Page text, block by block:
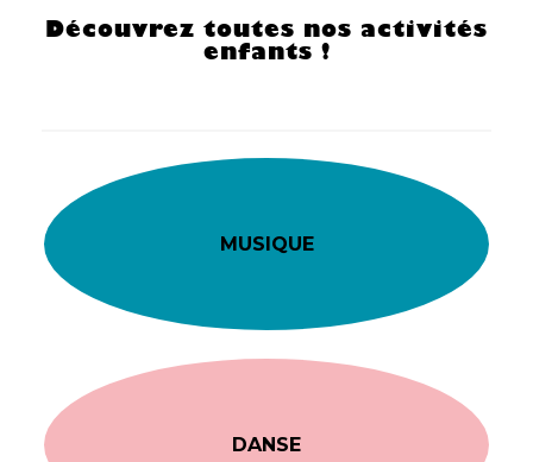
Découvrez toutes nos activités
enfants !
MUSIQUE
DANSE